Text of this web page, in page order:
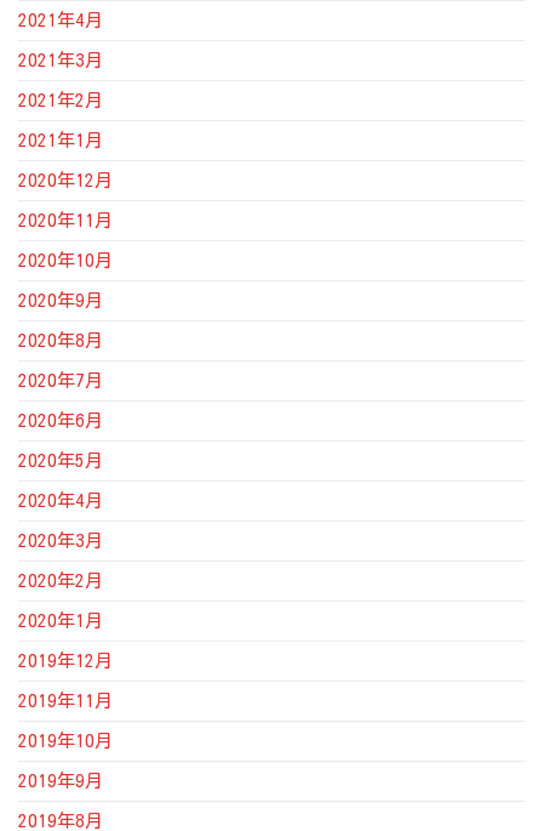
2021年4月
2021年3月
2021年2月
2021年1月
2020年12月
2020年11月
2020年10月
2020年9月
2020年8月
2020年7月
2020年6月
2020年5月
2020年4月
2020年3月
2020年2月
2020年1月
2019年12月
2019年11月
2019年10月
2019年9月
2019年8月